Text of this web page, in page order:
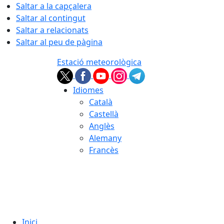
Saltar a la capçalera
Saltar al contingut
Saltar a relacionats
Saltar al peu de pàgina
Estació meteorològica
Idiomes
Català
Castellà
Anglès
Alemany
Francès